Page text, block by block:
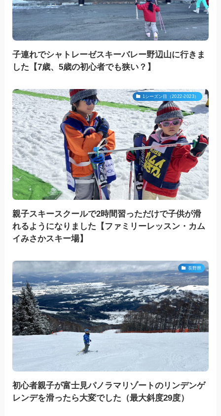
子連れでシャトレーゼスキーバレー野辺山に行きま
した【7歳、5歳の初心者でも狭い？】
1シーズン目（2022-2023）
親子スキースクールで2時間習っただけで子供が滑
れるようになりました【ファミリーレッスン・カム
イみさかスキー場】
長野県
初心者親子が富士見パノラマリゾートのリンデンゲ
レンデを滑ったら大変でした（最大斜度29度）